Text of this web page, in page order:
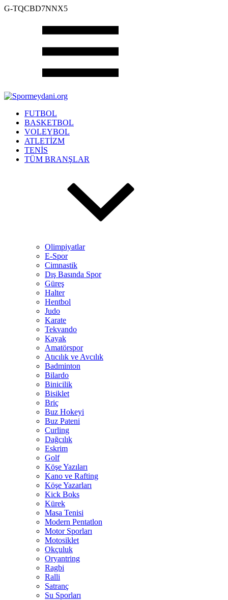
G-TQCBD7NNX5
FUTBOL
BASKETBOL
VOLEYBOL
ATLETİZM
TENİS
TÜM BRANŞLAR
Olimpiyatlar
E-Spor
Cimnastik
Dış Basında Spor
Güreş
Halter
Hentbol
Judo
Karate
Tekvando
Kayak
Amatörspor
Atıcılık ve Avcılık
Badminton
Bilardo
Binicilik
Bisiklet
Briç
Buz Hokeyi
Buz Pateni
Curling
Dağcılık
Eskrim
Golf
Köşe Yazıları
Kano ve Rafting
Köşe Yazarları
Kick Boks
Kürek
Masa Tenisi
Modern Pentatlon
Motor Sporları
Motosiklet
Okçuluk
Oryantring
Ragbi
Ralli
Satranç
Su Sporları